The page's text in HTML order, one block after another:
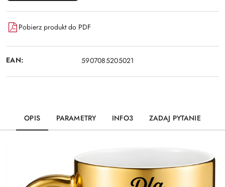
Pobierz produkt do PDF
EAN: 5907085205021
OPIS PARAMETRY INFO3 ZADAJ PYTANIE